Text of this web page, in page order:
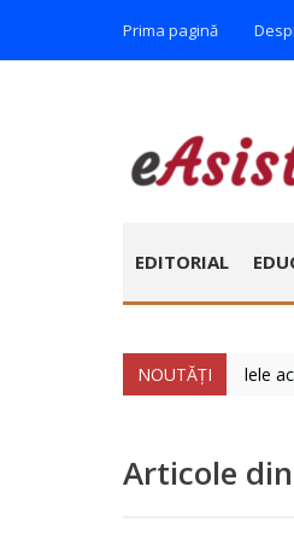
Prima pagină
EDITORIAL
NOUTĂȚI
Vorbim foarte mult zilele acestea
Articole